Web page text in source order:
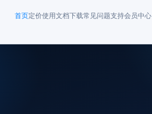
首页定价使用文档下载常见问题支持会员中心